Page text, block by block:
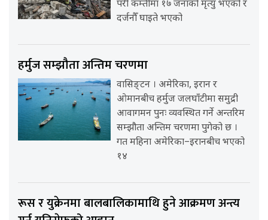
परी कम्तीमा १७ जनाको मृत्यु भएको र
दर्जनौँ घाइते भएको
हर्मुज सम्झौता अन्तिम चरणमा
वासिङ्टन । अमेरिका, इरान र
ओमानबीच हर्मुज जलघाँटीमा समुद्री
आवागमन पुनः व्यवस्थित गर्ने अन्तरिम
सम्झौता अन्तिम चरणमा पुगेको छ ।
गत महिना अमेरिका–इरानबीच भएको
१४
रूस र युक्रेनमा बालबालिकामाथि हुने आक्रमण अन्त्य